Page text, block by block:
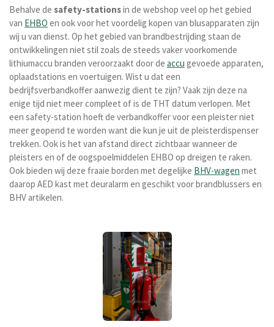
Behalve de safety-stationsin de webshop veel op het gebied
van EHBO en ook voor het voordelig kopen van blusapparaten zijn
wij u van dienst. Op het gebied van brandbestrijding staan de
ontwikkelingen niet stil zoals de steeds vaker voorkomende
lithiumaccu branden veroorzaakt door de accu gevoede apparaten,
oplaadstations en voertuigen. Wist u dat een
bedrijfsverbandkoffer aanwezig dient te zijn? Vaak zijn deze na
enige tijd niet meer compleet of is de THT datum verlopen. Met
een safety-station hoeft de verbandkoffer voor een pleister niet
meer geopend te worden want die kun je uit de pleisterdispenser
trekken. Ook is het van afstand direct zichtbaar wanneer de
pleisters en of de oogspoelmiddelen EHBO op dreigen te raken.
Ook bieden wij deze fraaie borden met degelijke BHV-wagen met
daarop AED kast met deuralarm en geschikt voor brandblussers en
BHV artikelen.